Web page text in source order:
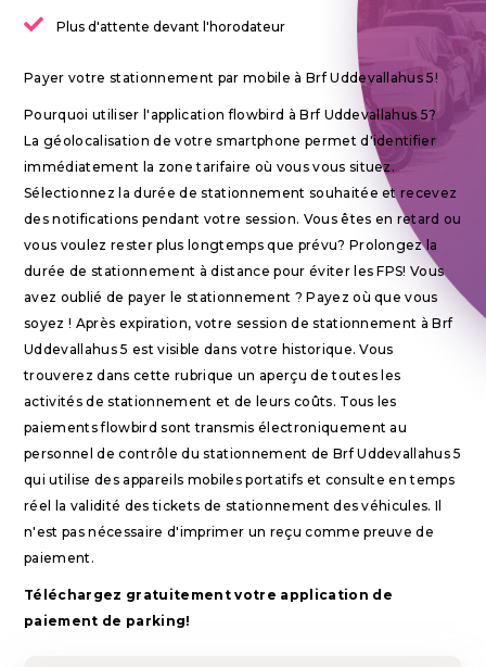
Plus d'attente devant l'horodateur
Payer votre stationnement par mobile à Brf Uddevallahus 5!
Pourquoi utiliser l'application flowbird à Brf Uddevallahus 5?
La géolocalisation de votre smartphone permet d'identifier
immédiatement la zone tarifaire où vous vous situez.
Sélectionnez la durée de stationnement souhaitée et recevez
des notifications pendant votre session. Vous êtes en retard ou
vous voulez rester plus longtemps que prévu? Prolongez la
durée de stationnement à distance pour éviter les FPS! Vous
avez oublié de payer le stationnement ? Payez où que vous
soyez ! Après expiration, votre session de stationnement à Brf
Uddevallahus 5 est visible dans votre historique. Vous
trouverez dans cette rubrique un aperçu de toutes les
activités de stationnement et de leurs coûts. Tous les
paiements flowbird sont transmis électroniquement au
personnel de contrôle du stationnement de Brf Uddevallahus 5
qui utilise des appareils mobiles portatifs et consulte en temps
réel la validité des tickets de stationnement des véhicules. Il
n'est pas nécessaire d'imprimer un reçu comme preuve de
paiement.
Téléchargez gratuitement votre application de
paiement de parking!